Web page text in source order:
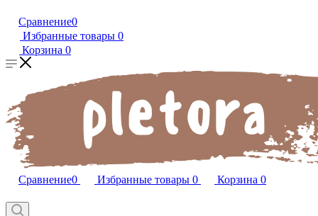
Сравнение0
Избранные товары 0
Корзина 0
Сравнение0 Избранные товары 0 Корзина 0